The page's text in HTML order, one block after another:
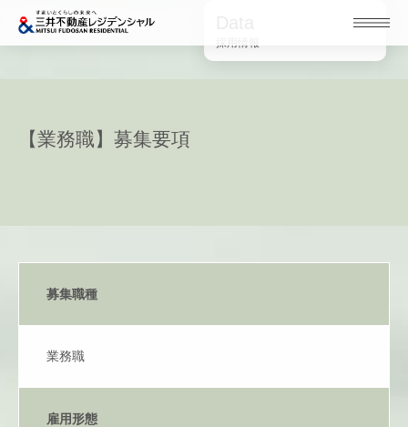
採用情報
【業務職】募集要項
募集職種
業務職
雇用形態